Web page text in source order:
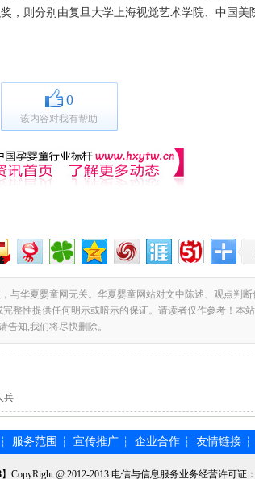
，则分别由复旦大学上海视觉艺术学院、中国美
0
该内容对我有帮助
与华夏婴童网无关。华夏婴童网站对文中陈述、观点判断
整性提供任何明示或暗示的保证。请读者仅作参考！本
告知,我们将尽快删除。
兵
┆ 服务范围 ┆ 宣传推广 ┆ 企业合作 ┆ 友情链接 ┆
】CopyRight @ 2012-2013 电信与信息服务业务经营许可证：